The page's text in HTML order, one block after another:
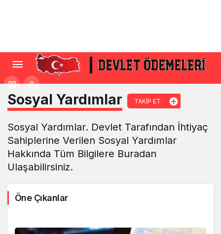
Sosyal Yardımlar TAKIP ET
Sosyal Yardımlar. Devlet Tarafından İhtiyaç
Sahiplerine Verilen Sosyal Yardımlar
Hakkında Tüm Bilgilere Buradan
Ulaşabilirsiniz.
Öne Çıkanlar